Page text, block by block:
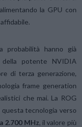
la GPU con
hanno già
potente NVIDIA
di terza generazione,
frame generation
che mai. La ROG
tecnologia verso
2.700 MHz, il valore più